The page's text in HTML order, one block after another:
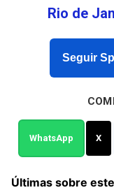
Rio de
Seguir
WhatsApp X
Últimas sobre